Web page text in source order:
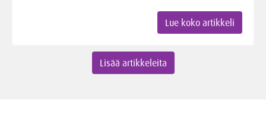
Lue koko artikkeli
Lisää artikkeleita